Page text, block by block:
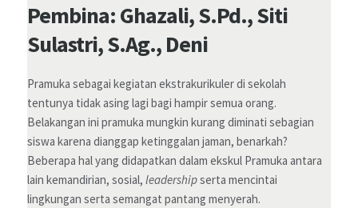
Pembina: Ghazali, S.Pd., Siti
Sulastri, S.Ag., Deni
Pramuka sebagai kegiatan ekstrakurikuler di sekolah
tentunya tidak asing lagi bagi hampir semua orang.
Belakangan ini pramuka mungkin kurang diminati sebagian
siswa karena dianggap ketinggalan jaman, benarkah?
Beberapa hal yang didapatkan dalam ekskul Pramuka antara
lain kemandirian, sosial, leadershipserta mencintai
lingkungan serta semangat pantang menyerah.